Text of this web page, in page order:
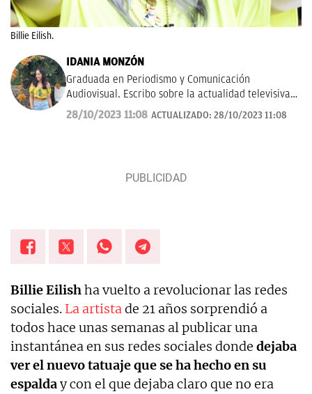
Billie Eilish.
IDANIA MONZÓN
Graduada en Periodismo y Comunicación
Audiovisual. Escribo sobre la actualidad televisiva y
musical. Además, me gusta investigar y hablar
sobre todo lo relacionado con las ficciones del
28/10/2023 11:08 ACTUALIZADO: 28/10/2023 11:08
Billie Eilishha vuelto a revolucionar las redes
sociales. La artistade 21 años sorprendió a
todos hace unas semanas al publicar una
instantánea en sus redes sociales donde dejaba
ver el nuevo tatuaje que se ha hecho en su
espalday con el que dejaba claro que no era